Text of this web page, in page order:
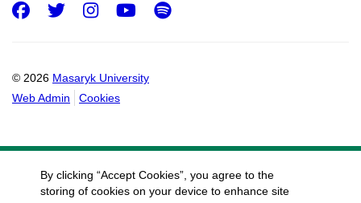
© 2026 Masaryk University
Web Admin
Cookies
Facebook
Twitter
Instagram
Youtube
Spotify
By clicking “Accept Cookies”, you agree to the
storing of cookies on your device to enhance site